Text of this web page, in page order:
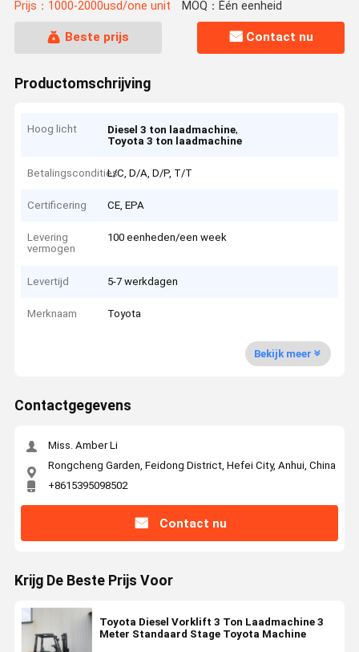
Prijs：1000-2000usd/one unit MOQ：Één eenheid
Beste prijs Contact nu
Productomschrijving
Hoog licht Diesel 3 ton laadmachine,
Toyota 3 ton laadmachine
BetalingsconditiesL/C, D/A, D/P, T/T
Certificering CE, EPA
Levering
vermogen
100 eenheden/een week
Levertijd 5-7 werkdagen
Merknaam Toyota
Bekijk meer
Contactgegevens
Miss. Amber Li
Rongcheng Garden, Feidong District, Hefei City, Anhui, China
+8615395098502
Contact nu
Krijg De Beste Prijs Voor
Toyota Diesel Vorklift 3 Ton Laadmachine 3
Meter Standaard Stage Toyota Machine